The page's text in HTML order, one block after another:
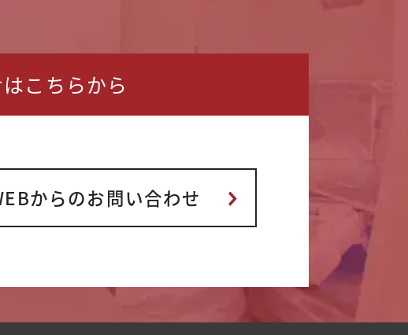
こちらから
からのお問い合わせ